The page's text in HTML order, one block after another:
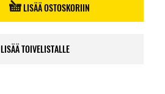
LISÄÄ OSTOSKORIIN
LISÄÄ TOIVELISTALLE